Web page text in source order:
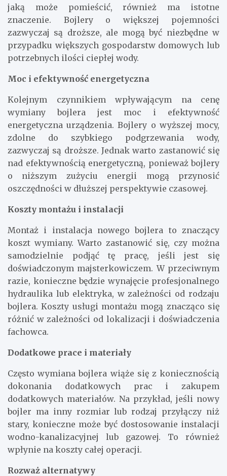
jaką może pomieścić, również ma istotne
znaczenie. Bojlery o większej pojemności
zazwyczaj są droższe, ale mogą być niezbędne w
przypadku większych gospodarstw domowych lub
potrzebnych ilości ciepłej wody.
Moc i efektywność energetyczna
Kolejnym czynnikiem wpływającym na cenę
wymiany bojlera jest moc i efektywność
energetyczna urządzenia. Bojlery o wyższej mocy,
zdolne do szybkiego podgrzewania wody,
zazwyczaj są droższe. Jednak warto zastanowić się
nad efektywnością energetyczną, ponieważ bojlery
o niższym zużyciu energii mogą przynosić
oszczędności w dłuższej perspektywie czasowej.
Koszty montażu i instalacji
Montaż i instalacja nowego bojlera to znaczący
koszt wymiany. Warto zastanowić się, czy można
samodzielnie podjąć tę pracę, jeśli jest się
doświadczonym majsterkowiczem. W przeciwnym
razie, konieczne będzie wynajęcie profesjonalnego
hydraulika lub elektryka, w zależności od rodzaju
bojlera. Koszty usługi montażu mogą znacząco się
różnić w zależności od lokalizacji i doświadczenia
fachowca.
Dodatkowe prace i materiały
Często wymiana bojlera wiąże się z koniecznością
dokonania dodatkowych prac i zakupem
dodatkowych materiałów. Na przykład, jeśli nowy
bojler ma inny rozmiar lub rodzaj przyłączy niż
stary, konieczne może być dostosowanie instalacji
wodno-kanalizacyjnej lub gazowej. To również
wpłynie na koszty całej operacji.
Rozważ alternatywy